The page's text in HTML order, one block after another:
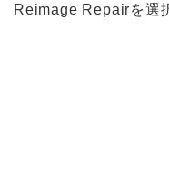
Reimage Repairを選